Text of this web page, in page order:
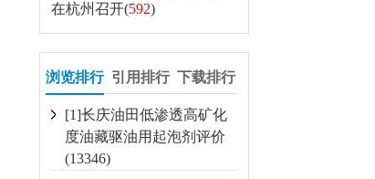
在杭州召开(592)
浏览排行 引用排行 下载排行
[1]长庆油田低渗透高矿化
度油藏驱油用起泡剂评价
(13346)